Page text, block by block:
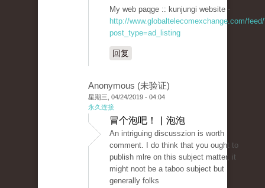
My web paqge :: kunjungi website -
http://www.globaltelecomexchange.com/
post_type=ad_listing
回复
Anonymous (未验证)
星期三, 04/24/2019 - 04:04
永久连接
冒个泡吧！ | 泡泡
Аn intriguіng discusszion is worth
comment. I do think that you ought to
publish mlre on this subject matter, it
might noot be a taboo subject but
generally folks